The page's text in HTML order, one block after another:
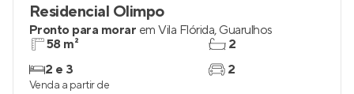
Residencial Olimpo
Pronto para morar em Vila Flórida, Guarulhos
58 m²
2 e 3
2
2
Venda a partir de